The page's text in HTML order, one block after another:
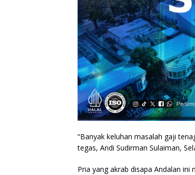
“Banyak keluhan masalah gaji
tegas, Andi Sudirman Sulaiman,
Pria yang akrab disapa Andalan